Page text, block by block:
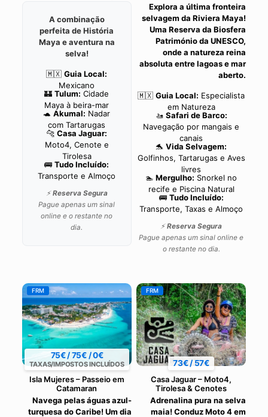
A combinação
perfeita de História
Maya e aventura na
selva!
🇲🇽Guia Local:
Mexicano
🏰Tulum: Cidade
Maya à beira-mar
🐢Akumal: Nadar
com Tartarugas
🐆 Casa Jaguar:
Moto4, Cenote e
Tirolesa
🚌Tudo Incluído:
Transporte e Almoço
⚡ Reserva Segura
Pague apenas um sinal
online e o restante no
dia.
Explora a última fronteira
selvagem da Riviera Maya!
Uma Reserva da Biosfera
Património da UNESCO,
onde a natureza reina
absoluta entre lagoas e mar
aberto.
🇲🇽 Guia Local: Especialista
em Natureza
🚤 Safari de Barco:
Navegação por mangais e
canais
🐬 Vida Selvagem:
Golfinhos, Tartarugas e Aves
livres
🏊 Mergulho: Snorkel no
recife e Piscina Natural
🚌 Tudo Incluído:
Transporte, Taxas e Almoço
⚡ Reserva Segura
Pague apenas um sinal online e
o restante no dia.
FRM
75€ / 75€ / 0€
TAXAS/IMPOSTOS INCLUÍDOS
Isla Mujeres – Passeio em
Catamaran
Navega pelas águas azul-
turquesa do Caribe! Um dia
FRM
73€ / 57€
Casa Jaguar – Moto4,
Tirolesa & Cenotes
Adrenalina pura na selva
maia! Conduz Moto 4 em